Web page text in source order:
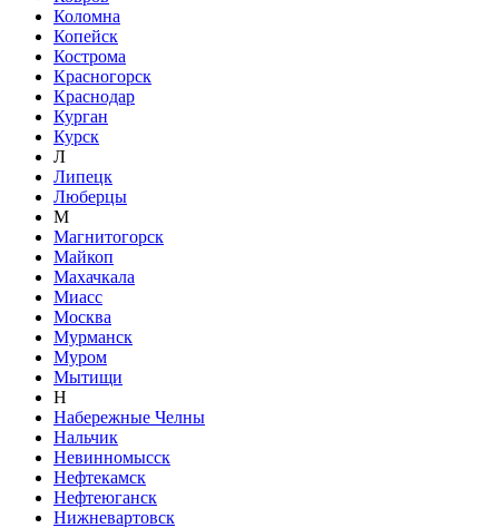
Коломна
Копейск
Кострома
Красногорск
Краснодар
Курган
Курск
Л
Липецк
Люберцы
М
Магнитогорск
Майкоп
Махачкала
Миасс
Москва
Мурманск
Муром
Мытищи
Н
Набережные Челны
Нальчик
Невинномысск
Нефтекамск
Нефтеюганск
Нижневартовск